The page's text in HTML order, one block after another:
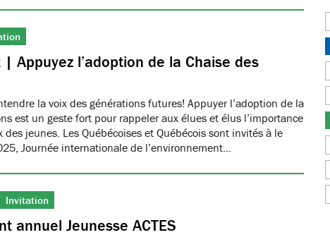
Appuyez l’adoption de la Chaise des
la voix des générations futures! Appuyer l’adoption de la
est un geste fort pour rappeler aux élues et élus l’importance
des jeunes. Les Québécoises et Québécois sont invités à le
Journée internationale de l’environnement…
Invitation
annuel Jeunesse ACTES